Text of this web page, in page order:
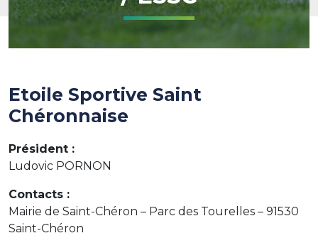
Etoile Sportive Saint
Chéronnaise
Président :
Ludovic PORNON
Contacts :
Mairie de Saint-Chéron – Parc des Tourelles – 91530
Saint-Chéron